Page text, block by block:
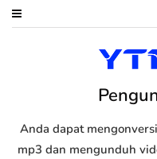
Anda dapat
mp3 dan mengunduh